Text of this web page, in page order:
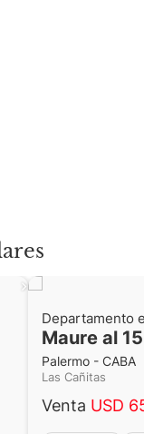
Departamento
Maure al
Palermo - CABA
Las Cañitas
Venta USD